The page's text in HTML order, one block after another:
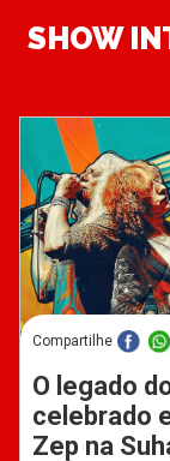
SHOW
Compartilhe
O legado
celebrado
Zep na